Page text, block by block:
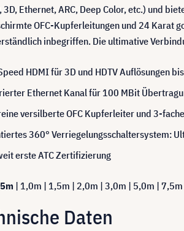
3D, Ethernet, ARC, Deep Color, etc.) und
OFC-Kupferleitungen und 24 Karat
inbegriffen. Die ultimative
HDMI für 3D und HDTV Auflösungen
Ethernet Kanal für 100 MBit
versilberte OFC Kupferleiter und 3-
360° Verriegelungsschaltersystem:
erste ATC Zertifizierung
| 1,0m | 1,5m | 2,0m | 3,0m | 5,0m |
Daten